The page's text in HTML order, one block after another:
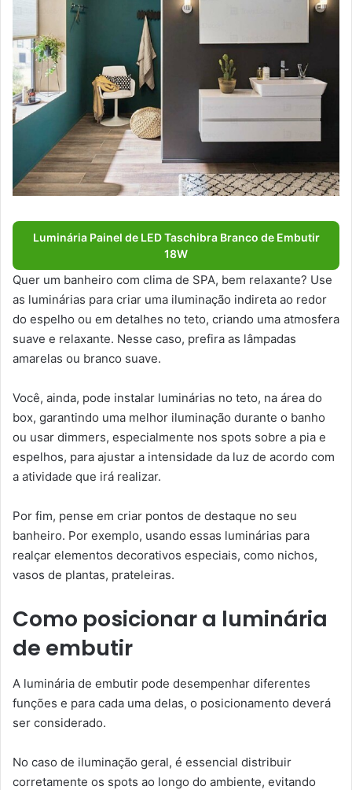
Luminária Painel de LED Taschibra Branco de Embutir
18W
Quer um banheiro com clima de SPA, bem relaxante? Use
as luminárias para criar uma iluminação indireta ao redor
do espelho ou em detalhes no teto, criando uma atmosfera
suave e relaxante. Nesse caso, prefira as lâmpadas
amarelas ou branco suave.
Você, ainda, pode instalar luminárias no teto, na área do
box, garantindo uma melhor iluminação durante o banho
ou usar dimmers, especialmente nos spots sobre a pia e
espelhos, para ajustar a intensidade da luz de acordo com
a atividade que irá realizar.
Por fim, pense em criar pontos de destaque no seu
banheiro. Por exemplo, usando essas luminárias para
realçar elementos decorativos especiais, como nichos,
vasos de plantas, prateleiras.
Como posicionar a luminária
de embutir
A luminária de embutir pode desempenhar diferentes
funções e para cada uma delas, o posicionamento deverá
ser considerado.
No caso de iluminação geral, é essencial distribuir
corretamente os spots ao longo do ambiente, evitando